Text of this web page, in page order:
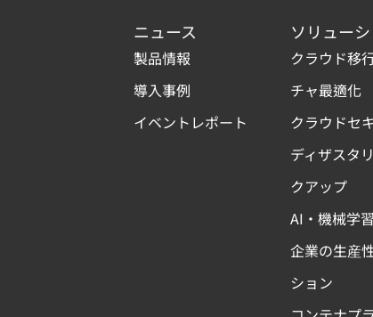
ニュース
製品情報
導入事例
イベントレポート
ソリュー
クラウド移
チャ最適化
クラウドセ
ディザスタ
クアップ
AI・機械学
企業の生産
ション